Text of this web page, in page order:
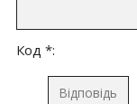
Код *: